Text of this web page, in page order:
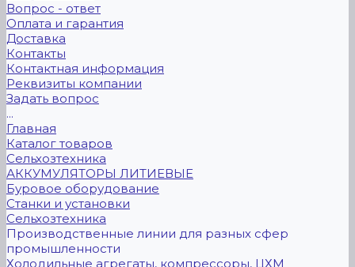
Вопрос - ответ
Оплата и гарантия
Доставка
Контакты
Контактная информация
Реквизиты компании
Задать вопрос
...
Главная
Каталог товаров
Сельхозтехника
АККУМУЛЯТОРЫ ЛИТИЕВЫЕ
Буровое оборудование
Станки и установки
Сельхозтехника
Производственные линии для разных сфер
промышленности
Холодильные агрегаты, компрессоры, ЦХМ